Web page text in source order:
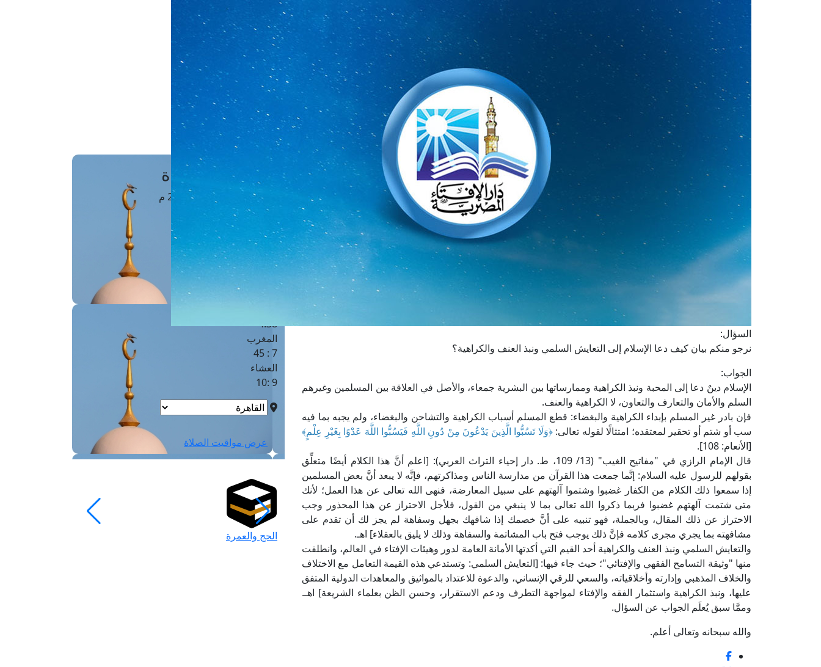
السؤال:
نرجو منكم بيان كيف دعا الإسلام إلى التعايش السلمي ونبذ العنف والكراهية؟
الجواب:
الإسلام دينٌ دعا إلى المحبة ونبذ الكراهية وممارساتها بين البشرية جمعاء، والأصل في العلاقة بين المسلمين وغيرهم
السلم والأمان والتعارف والتعاون، لا الكراهية والعنف.
فإن بادر غير المسلم بإبداء الكراهية والبغضاء: قطع المسلم أسباب الكراهية والتشاحن والبغضاء، ولم يجبه بما فيه
سب أو شتم أو تحقير لمعتقده؛ امتثالًا لقوله تعالى:﴿وَلَا تَسُبُّوا الَّذِينَ يَدْعُونَ مِنْ دُونِ اللَّهِ فَيَسُبُّوا اللَّهَ عَدْوًا بِغَيْرِ عِلْمٍ﴾
[الأنعام: 108].
قال الإمام الرازي في "مفاتيح الغيب" (13/ 109، ط. دار إحياء التراث العربي): [اعلم أنَّ هذا الكلام أيضًا متعلِّق
بقولهم للرسول عليه السلام: إنَّما جمعت هذا القرآن من مدارسة الناس ومذاكرتهم، فإنَّه لا يبعد أنَّ بعض المسلمين
إذا سمعوا ذلك الكلام من الكفار غضبوا وشتموا آلهتهم على سبيل المعارضة، فنهى الله تعالى عن هذا العمل؛ لأنك
متى شتمت آلهتهم غضبوا فربما ذكروا الله تعالى بما لا ينبغي من القول، فلأجل الاحتراز عن هذا المحذور وجب
الاحتراز عن ذلك المقال، وبالجملة، فهو تنبيه على أنَّ خصمك إذا شافهك بجهل وسفاهة لم يجز لك أن تقدم على
مشافهته بما يجري مجرى كلامه فإنَّ ذلك يوجب فتح باب المشاتمة والسفاهة وذلك لا يليق بالعقلاء] اهـ.
والتعايش السلمي ونبذ العنف والكراهية أحد القيم التي أكدتها الأمانة العامة لدور وهيئات الإفتاء في العالم، وانطلقت
منها "وثيقة التسامح الفقهي والإفتائي"؛ حيث جاء فيها: [التعايش السلمي: وتستدعي هذه القيمة التعامل مع الاختلاف
والخلاف المذهبي وإدارته وأخلاقياته، والسعي للرقي الإنساني، والدعوة للاعتداد بالمواثيق والمعاهدات الدولية المتفق
عليها، ونبذ الكراهية واستثمار الفقه والإفتاء لمواجهة التطرف ودعم الاستقرار، وحسن الظن بعلماء الشريعة] اهـ.
وممَّا سبق يُعلَم الجواب عن السؤال.
والله سبحانه وتعالى أعلم.
استعلام عن فتوى
حجز موعد
الفتوى الهاتفية
مَواقِيتُ الصَّـــلاة
القاهرة · 06 أغسطس 2026 م
4 :40
الشروق
6 :17
4:38
المغرب
7 : 45
العشاء
9 :10
عرض مواقيت الصلاة
الحج والعمرة